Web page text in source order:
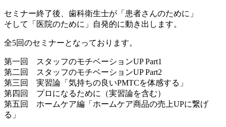
セミナー終了後、歯科衛生士が「患者さんのために」
そして「医院のために」自発的に動き出します。
全5回のセミナーとなっております。
第一回 スタッフのモチベーションUP Part1
第二回 スタッフのモチベーションUP Part2
第三回 実習論「気持ちの良いPMTCを体感する」
第四回 プロになるために（実習論を含む）
第五回 ホームケア編「ホームケア商品の売上UPに繋げ
る」